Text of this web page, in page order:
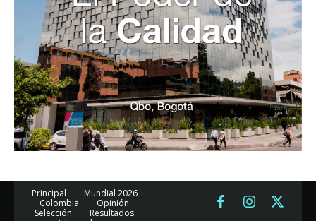
Principal
Mundial 2026
Colombia
Opinión
Selección
Resultados